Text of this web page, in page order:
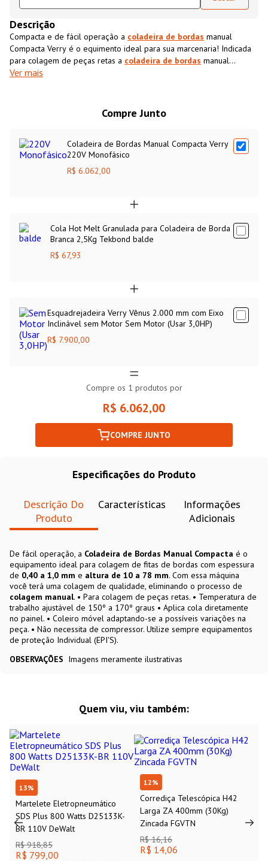
Descrição
Compacta e de fácil operação a coladeira de bordas manual
Compacta Verry é o equimento ideal para sua marcenaria! Indicada
para colagem de peças retas a coladeira de bordas manual
Compacta Verry trabalha com
manual Compacta Verry possui coleiro móvel que corrige possíveis
imperfeições provenientes do corte, sistema de regulagem da
de avanço de 6 m/min. O acabamento, a qualidade e o tempo são
essenciais na fabricação de móveis sob medida e a
coladeira de
manual Compacta Verry vai otimizar o processo de colagem,
Ver mais
Compre Junto
Coladeira de Bordas Manual Compacta Verry
220V Monofásico
R$ 6.062,00
Cola Hot Melt Granulada para Coladeira de Borda
Branca 2,5Kg Tekbond balde
R$ 67,93
Esquadrejadeira Verry Vênus 2.000 mm com Eixo
Inclinável sem Motor Sem Motor (Usar 3,0HP)
R$ 7.900,00
Compre os 1 produtos por
R$ 6.062,00
COMPRE JUNTO
Especificações do Produto
Descrição Do
Produto
Características
Informações
Adicionais
De fácil operação, a Coladeira de Bordas Manual Compacta é o
equipamento ideal para colagem de fitas de bordas com espessura
de 0,40 a 1,0 mm e altura de 10 a 78 mm. Com essa máquina
você terá uma colagem de qualidade, eliminando o processo de
colagem manual. • Para colagem de peças retas. • Temperatura de
trabalho ajustável de 150º a 170º graus • Aplica cola diretamente
no painel. • Coleiro móvel adaptando-se a possíveis variações na
peça. • Não necessita de compressor. Utilize sempre equipamentos
de proteção Individual (EPI'S).
OBSERVAÇÕES Imagens meramente ilustrativas
Quem viu, viu também:
13%
Martelete Eletropneumático
SDS Plus 800 Watts D25133K-
BR 110V DeWalt
R$ 918,85
R$ 799,00
12%
Corrediça Telescópica H42
Larga ZA 400mm (30Kg)
Zincada FGVTN
R$ 16,16
R$ 14,06